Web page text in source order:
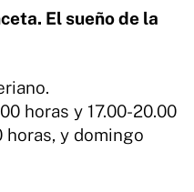
El sueño de la
horas y 17.00-20.00
horas, y domingo